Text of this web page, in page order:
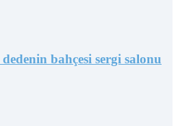
dedenin bahçesi sergi salonu